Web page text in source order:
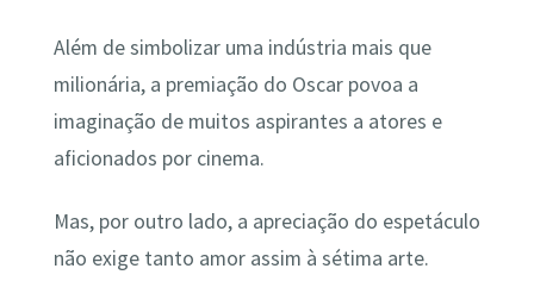
Além de simbolizar uma indústria mais que
milionária, a premiação do Oscar povoa a
imaginação de muitos aspirantes a atores e
aficionados por cinema.
Mas, por outro lado, a apreciação do espetáculo
não exige tanto amor assim à sétima arte.